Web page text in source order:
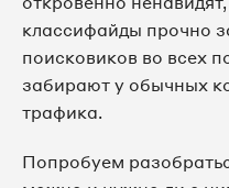
классифайды прочно
поисковиков во всех
забирают у обычных
трафика.
Попробуем